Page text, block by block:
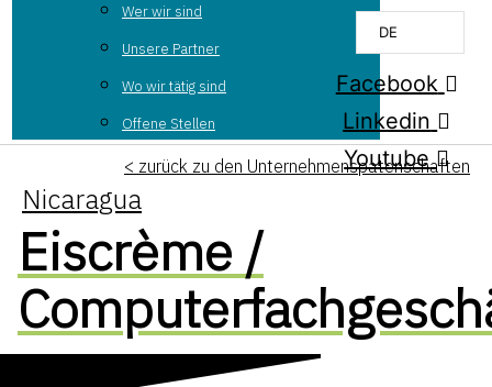
Wer wir sind
Unsere Partner
Wo wir tätig sind
Offene Stellen
DE
Facebook
Linkedin
Youtube
< zurück zu den Unternehmenspatenschaften
Nicaragua
Eiscrème /